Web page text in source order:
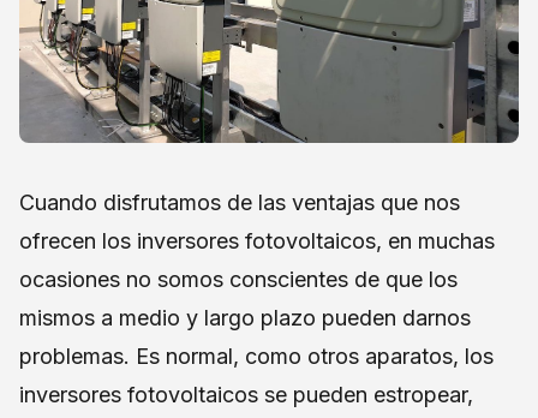
Cuando disfrutamos de las ventajas que nos
ofrecen los inversores fotovoltaicos, en muchas
ocasiones no somos conscientes de que los
mismos a medio y largo plazo pueden darnos
problemas. Es normal, como otros aparatos, los
inversores fotovoltaicos se pueden estropear,